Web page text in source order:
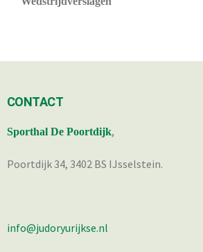
CONTACT
Sporthal De Poortdijk,
Poortdijk 34, 3402 BS IJsselstein.
info@judoryurijkse.nl